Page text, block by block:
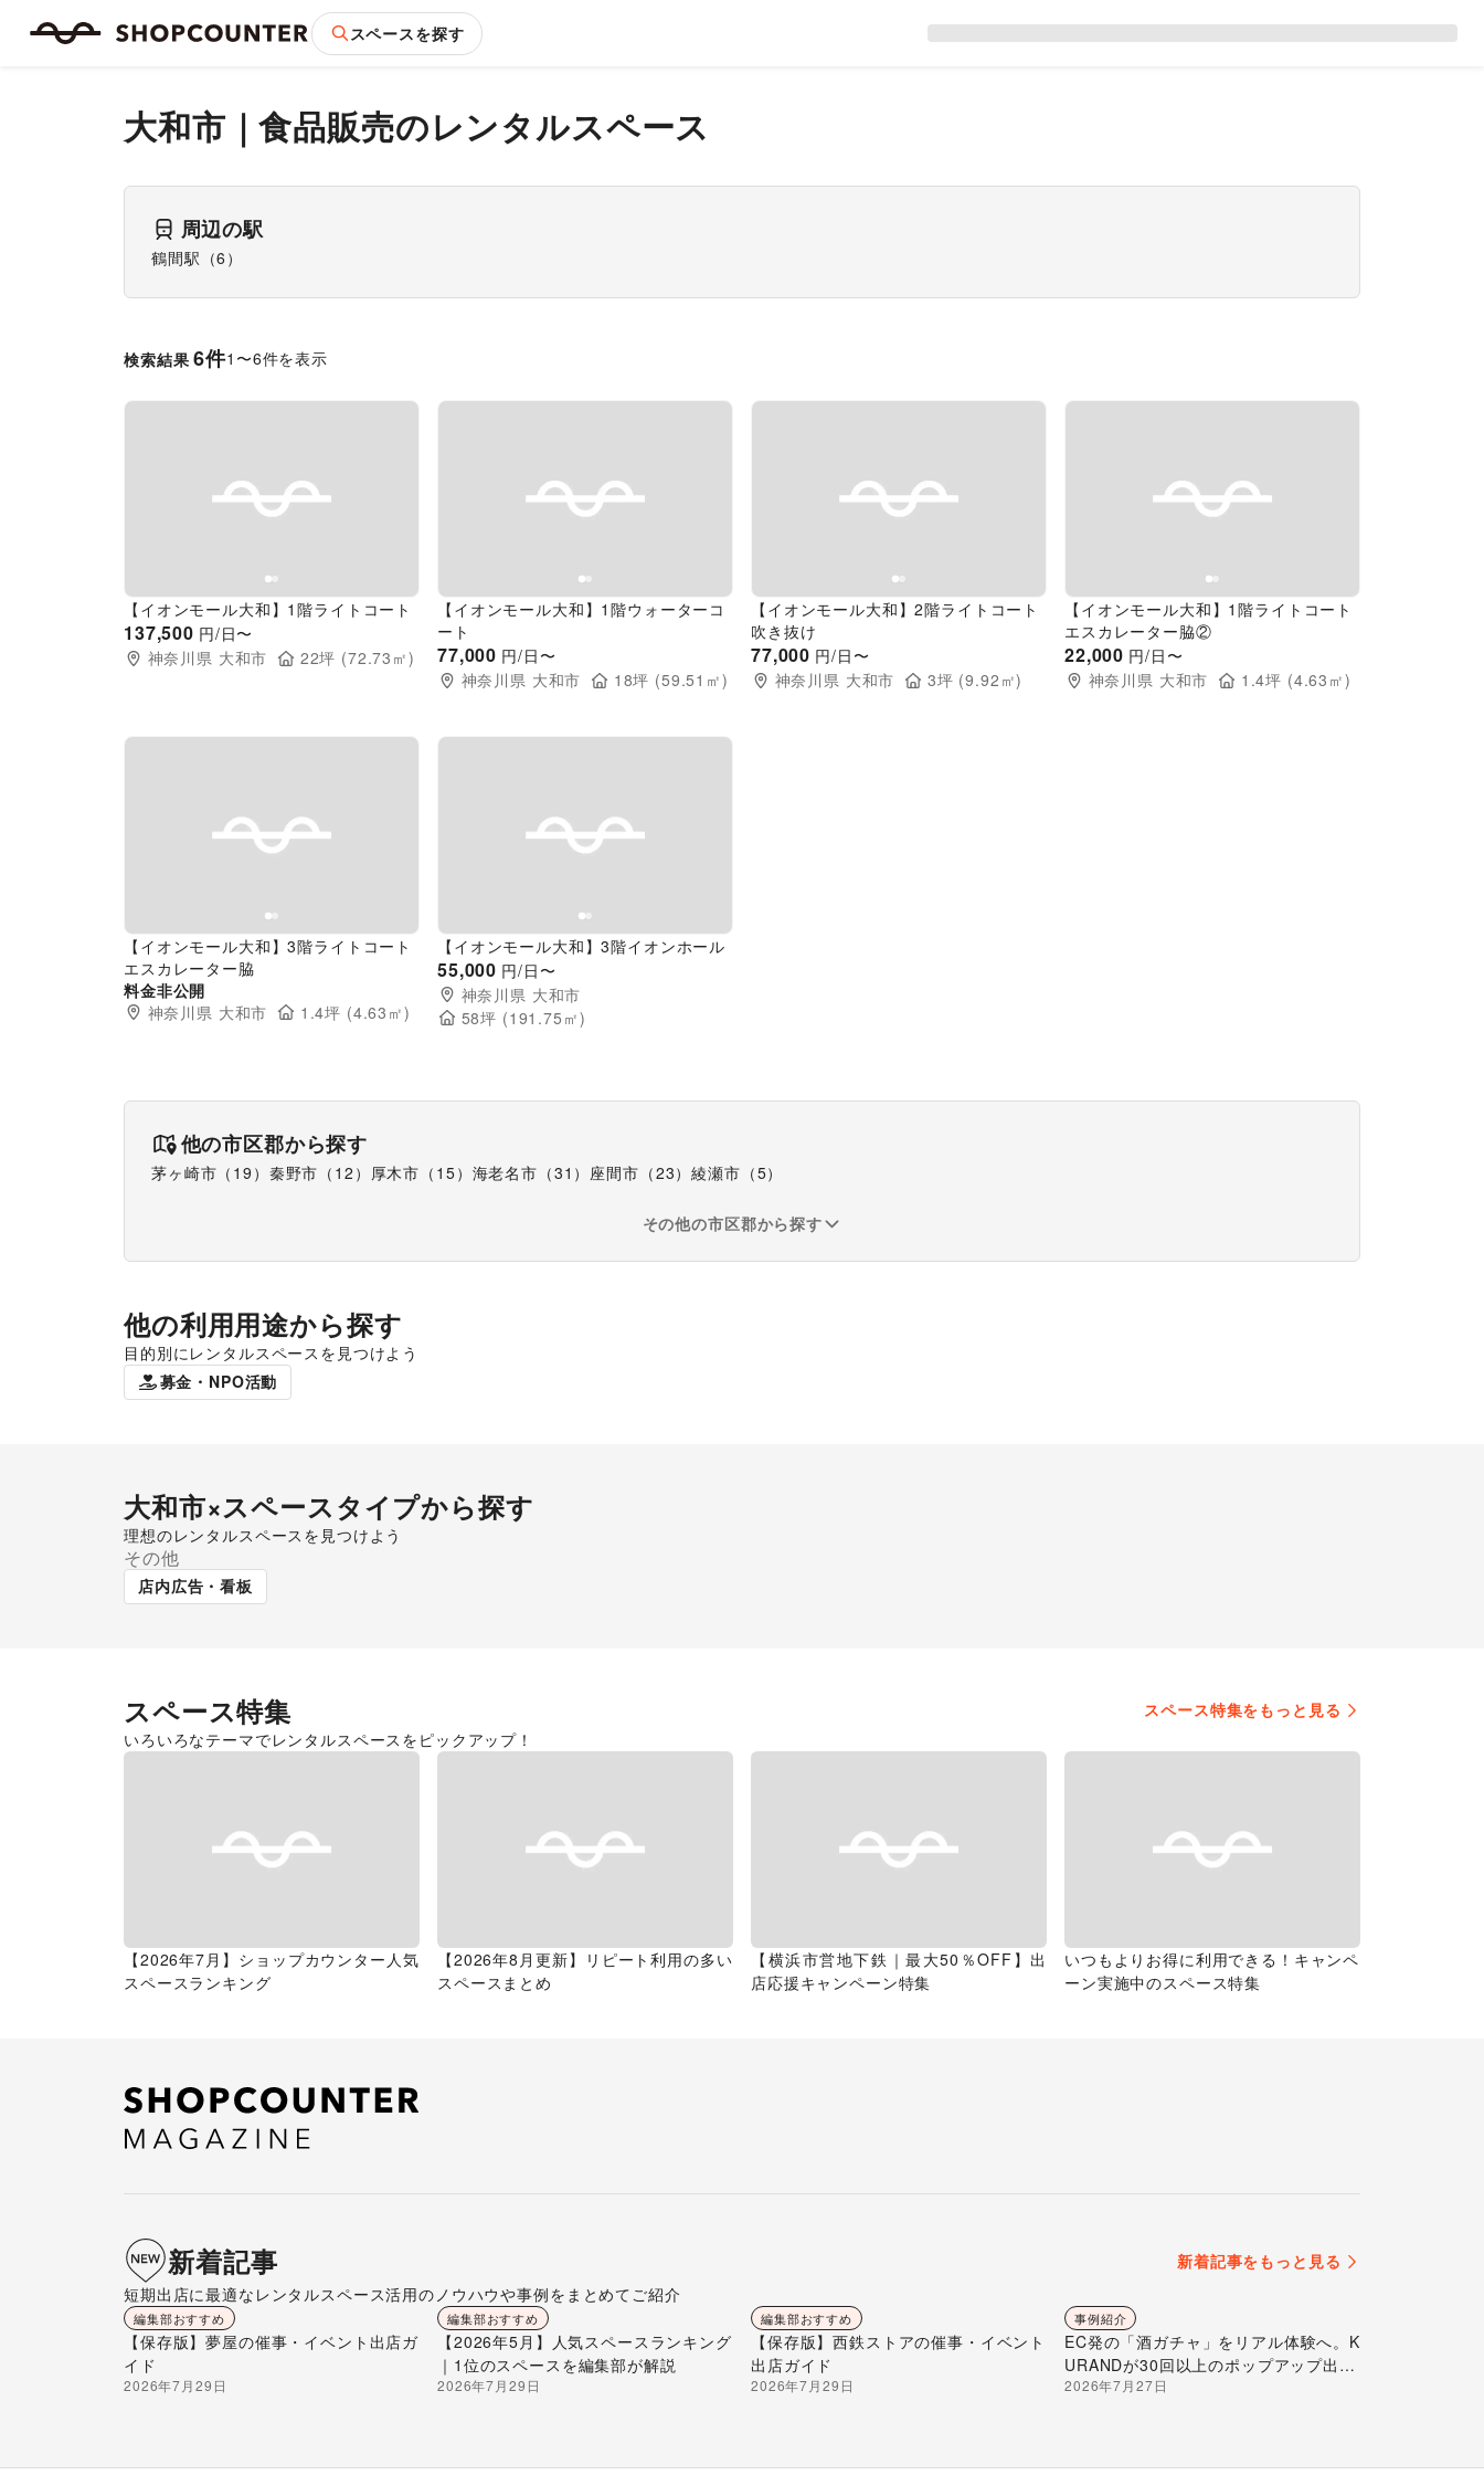
スペースを探す
大和市 ｜食品販売のレンタルスペース
周辺の駅
鶴間駅 （6 ）
検索結果 6件1 〜6件を表示
Previous slide
【イオンモール大和】1階ライトコート
137,500 円/日〜
神奈川県 大和市 22坪 (72.73 ㎡)
Previous slide
【イオンモール大和】1階ウォーターコ
ート
77,000 円/日〜
神奈川県 大和市 18坪 (59.51 ㎡)
Previous slide
【イオンモール大和】2階ライトコート
吹き抜け
77,000 円/日〜
神奈川県 大和市 3坪 (9.92 ㎡)
Previous slide
【イオンモール大和】1階ライトコート
エスカレーター脇②
22,000 円/日〜
神奈川県 大和市 1.4坪 (4.63 ㎡)
Previous slide
【イオンモール大和】3階ライトコート
エスカレーター脇
料金非公開
神奈川県 大和市 1.4坪 (4.63 ㎡)
Previous slide
【イオンモール大和】3階イオンホール
55,000 円/日〜
神奈川県 大和市
58坪 (191.75 ㎡)
他の市区郡から探す
茅ヶ崎市 （ 19 ） 秦野市 （ 12 ） 厚木市 （ 15） 海老名市 （31 ） 座間市 （23）綾瀬市 （5）
その他の市区郡から探す
他の利用用途から探す
目的別にレンタルスペースを見つけよう
ポップアップストア
募金・NPO活動
大和市×スペースタイプから探す
理想のレンタルスペースを見つけよう
ショッピングモール
その他
店内広告・看板
スペース特集
スペース特集をもっと見る
いろいろなテーマでレンタルスペースをピックアップ！
【2026年7月】ショップカウンター人気
スペースランキング
【2026年8月更新】リピート利用の多い
スペースまとめ
【横浜市営地下鉄｜最大50％OFF】出
店応援キャンペーン特集
いつもよりお得に利用できる！キャンペ
ーン実施中のスペース特集
新着記事
新着記事をもっと見る
短期出店に最適なレンタルスペース活用のノウハウや事例をまとめてご紹介
編集部おすすめ
【保存版】夢屋の催事・イベント出店ガ
イド
2026年7月29日
編集部おすすめ
【2026年5月】人気スペースランキング
｜1位のスペースを編集部が解説
2026年7月29日
編集部おすすめ
【保存版】西鉄ストアの催事・イベント
出店ガイド
2026年7月29日
事例紹介
EC発の「酒ガチャ」をリアル体験へ。K
URANDが30回以上のポップアップ出店
で届ける“新しいお酒との出会い”
2026年7月27日